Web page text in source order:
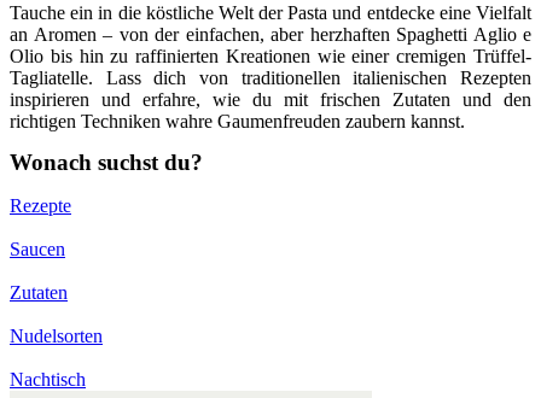
Tauche ein in die köstliche Welt der Pasta und entdecke eine Vielfalt
an Aromen – von der einfachen, aber herzhaften Spaghetti Aglio e
Olio bis hin zu raffinierten Kreationen wie einer cremigen Trüffel-
Tagliatelle. Lass dich von traditionellen italienischen Rezepten
inspirieren und erfahre, wie du mit frischen Zutaten und den
richtigen Techniken wahre Gaumenfreuden zaubern kannst.
Wonach suchst du?
Rezepte
Saucen
Zutaten
Nudelsorten
Nachtisch